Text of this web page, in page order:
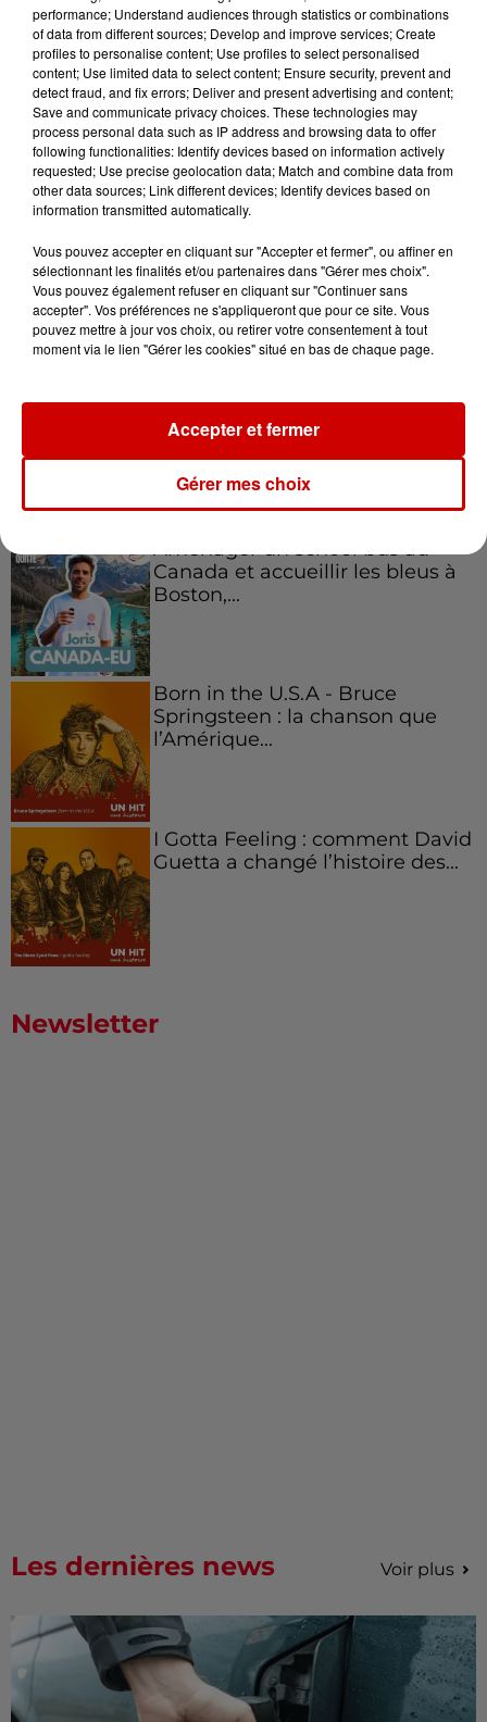
Destination Vacances - Gagnez
votre séjour en famille au cœur
de la...
Destination Vacances : inscrivez-
vous !
Podcasts Voir plus
Kelly Massol, figure
emblématique de
Canada et accueillir les bleus à
Boston,...
Born in the U.S.A - Bruce
Springsteen : la chanson que
l’Amérique...
I Gotta Feeling : comment David
Guetta a changé l’histoire des...
Newsletter
Les dernières news Voir plus
performance; Understand audiences through statistics or combinations
of data from different sources; Develop and improve services; Create
profiles to personalise content; Use profiles to select personalised
content; Use limited data to select content; Ensure security, prevent and
detect fraud, and fix errors; Deliver and present advertising and content;
Save and communicate privacy choices. These technologies may
process personal data such as IP address and browsing data to offer
following functionalities: Identify devices based on information actively
requested; Use precise geolocation data; Match and combine data from
other data sources; Link different devices; Identify devices based on
information transmitted automatically.
Vous pouvez accepter en cliquant sur "Accepter et fermer", ou affiner en
sélectionnant les finalités et/ou partenaires dans "Gérer mes choix".
Vous pouvez également refuser en cliquant sur "Continuer sans
accepter". Vos préférences ne s'appliqueront que pour ce site. Vous
pouvez mettre à jour vos choix, ou retirer votre consentement à tout
moment via le lien "Gérer les cookies" situé en bas de chaque page.
Gérer mes choix
Accepter et fermer